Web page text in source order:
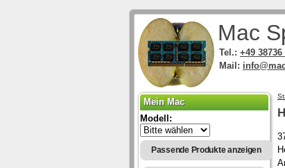
Mein Mac
Modell:
Passende Produkte anzeigen
Mac
Tel.: +49 38736
Mail: